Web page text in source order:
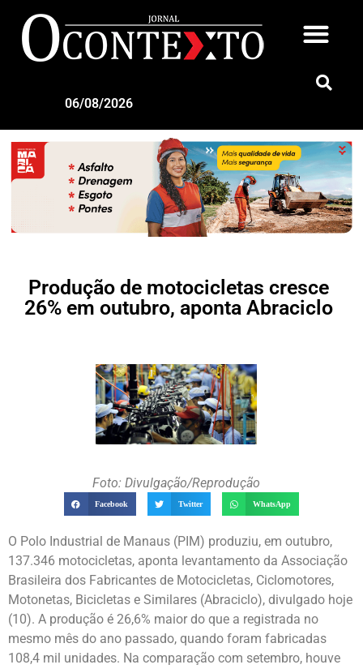
06/08/2026
Produção de motocicletas cresce
26% em outubro, aponta Abraciclo
Foto: Divulgação/Reprodução
Facebook Twitter WhatsApp
O Polo Industrial de Manaus (PIM) produziu, em outubro,
137.346 motocicletas, aponta levantamento da Associação
Brasileira dos Fabricantes de Motocicletas, Ciclomotores,
Motonetas, Bicicletas e Similares (Abraciclo), divulgado hoje
(10). A produção é 26,6% maior do que a registrada no
mesmo mês do ano passado, quando foram fabricadas
108,4 mil unidades. Na comparação com setembro, houve